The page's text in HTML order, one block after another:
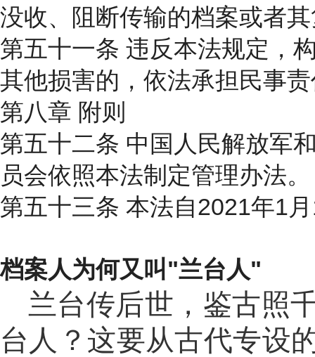
没收、阻断传输的档案或者
第五十一条 违反本法规定，
其他损害的，依法承担民事
第八章 附则
第五十二条 中国人民解放军
员会依照本法制定管理办法。
第五十三条 本法自2021年1
档案人为何又叫"兰台人"
兰台传后世，鉴古照
台人？这要从古代专设